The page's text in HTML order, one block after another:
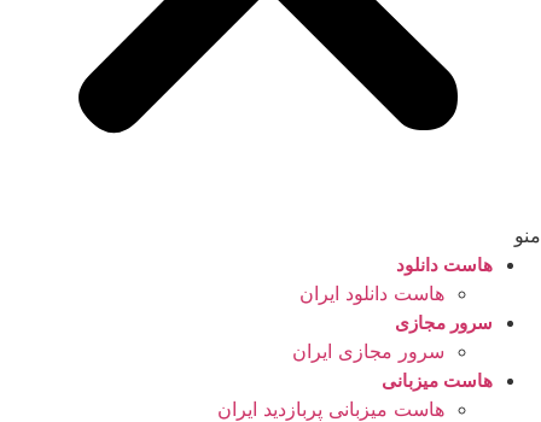
منو
هاست دانلود
هاست دانلود ایران
سرور مجازی
سرور مجازی ایران
هاست میزبانی
هاست میزبانی پربازدید ایران